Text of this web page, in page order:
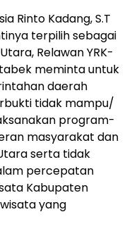
Rinto Kadang, S.T
terpilih sebagai
Relawan YRK-
meminta untuk
daerah
tidak mampu/
program-
masyarakat dan
serta tidak
percepatan
Kabupaten
yang